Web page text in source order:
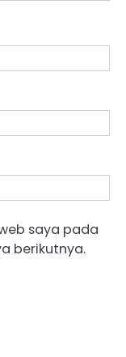
saya pada
berikutnya.